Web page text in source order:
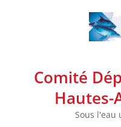
Comité
Hautes-
Sous l'eau